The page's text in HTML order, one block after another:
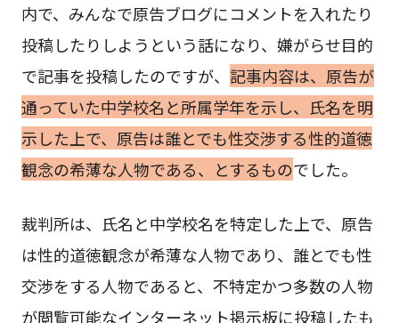
内で、みんなで原告ブログにコメントを入れたり
投稿したりしようという話になり、嫌がらせ目的
で記事を投稿したのですが、 記事内容は、原告が
通っていた中学校名と所属学年を示し、氏名を明
示した上で、原告は誰とでも性交渉する性的道徳
観念の希薄な人物である、とするものでした。
裁判所は、氏名と中学校名を特定した上で、原告
は性的道徳観念が希薄な人物であり、誰とでも性
交渉をする人物であると、不特定かつ多数の人物
が閲覧可能なインターネット掲示板に投稿したも